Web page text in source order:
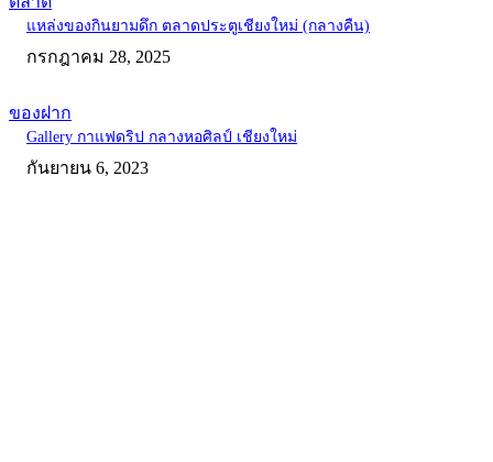
แหล่งของกินยามดึก ตลาดประตูเชียงใหม่ (กลางคืน)
กรกฎาคม 28, 2025
ของฝาก
Gallery กาแฟดริป กลางหอศิลป์ เชียงใหม่
กันยายน 6, 2023